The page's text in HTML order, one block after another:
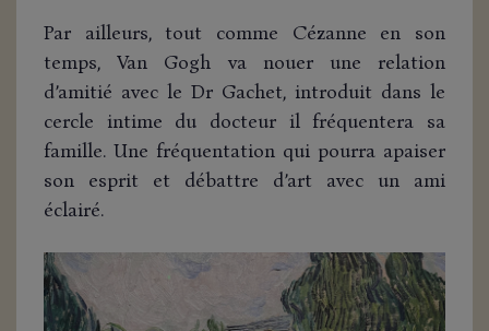
Par ailleurs, tout comme Cézanne en son
temps, Van Gogh va nouer une relation
d’amitié avec le Dr Gachet, introduit dans le
cercle intime du docteur il fréquentera sa
famille. Une fréquentation qui pourra apaiser
son esprit et débattre d’art avec un ami
éclairé.